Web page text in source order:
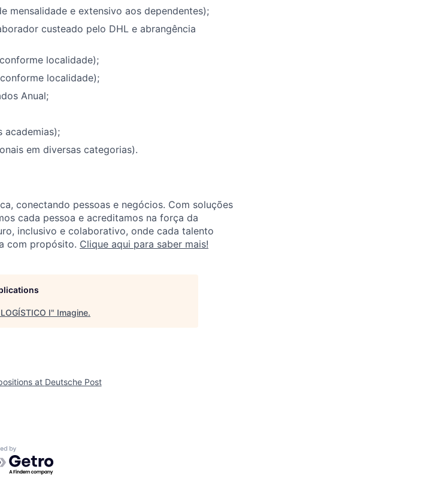
mensalidade e extensivo aos dependentes);
custeado pelo DHL e abrangência
localidade);
localidade);
Anual;
academias);
em diversas categorias).
conectando pessoas e negócios. Com soluções
cada pessoa e acreditamos na força da
inclusivo e colaborativo, onde cada talento
com propósito. Clique aqui para saber mais!
I" Imagine.
at Deutsche Post
by Getro.com